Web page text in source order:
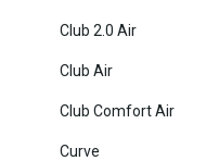
Club 2.0 Air
Club Air
Club Comfort Air
Curve